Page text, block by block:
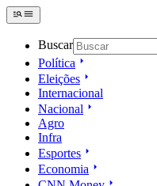
Buscar
Política
Eleições
Internacional
Nacional
Agro
Infra
Esportes
Economia